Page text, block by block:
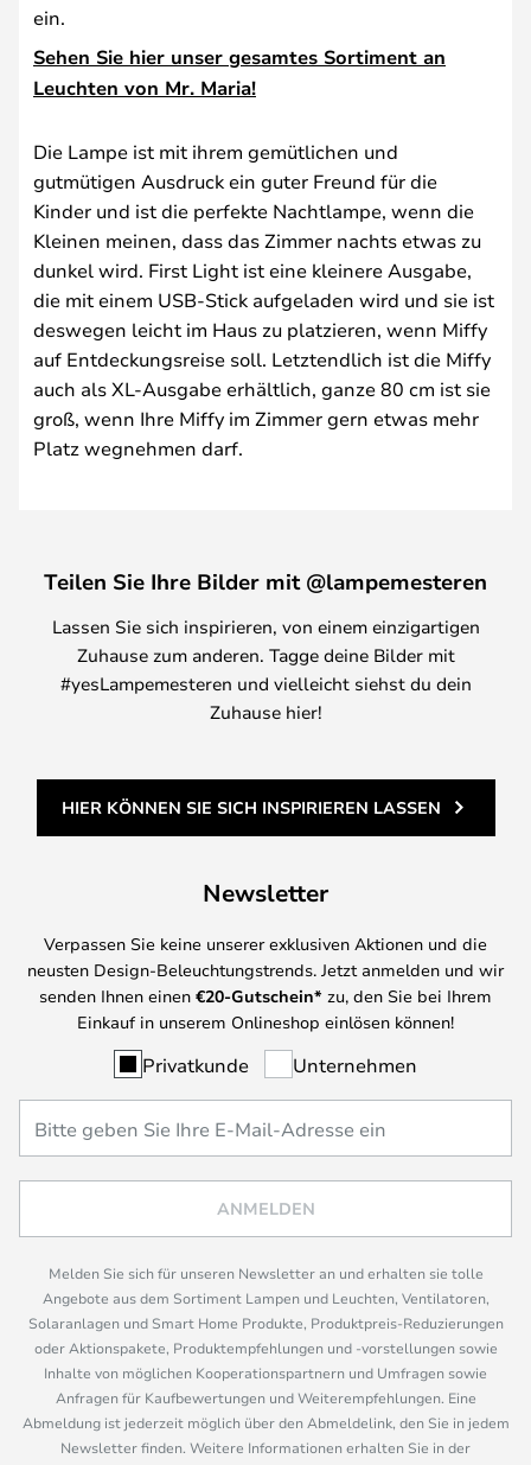
ein.
Sehen Sie hier unser gesamtes Sortiment an
Leuchten von Mr. Maria!
Die Lampe ist mit ihrem gemütlichen und
gutmütigen Ausdruck ein guter Freund für die
Kinder und ist die perfekte Nachtlampe, wenn die
Kleinen meinen, dass das Zimmer nachts etwas zu
dunkel wird. First Light ist eine kleinere Ausgabe,
die mit einem USB-Stick aufgeladen wird und sie ist
deswegen leicht im Haus zu platzieren, wenn Miffy
auf Entdeckungsreise soll. Letztendlich ist die Miffy
auch als XL-Ausgabe erhältlich, ganze 80 cm ist sie
groß, wenn Ihre Miffy im Zimmer gern etwas mehr
Platz wegnehmen darf.
Teilen Sie Ihre Bilder mit @lampemesteren
Lassen Sie sich inspirieren, von einem einzigartigen
Zuhause zum anderen. Tagge deine Bilder mit
#yesLampemesteren und vielleicht siehst du dein
Zuhause hier!
HIER KÖNNEN SIE SICH INSPIRIEREN LASSEN
Newsletter
Verpassen Sie keine unserer exklusiven Aktionen und die
neusten Design-Beleuchtungstrends. Jetzt anmelden und wir
senden Ihnen einen €20-Gutschein* zu, den Sie bei Ihrem
Einkauf in unserem Onlineshop einlösen können!
Privatkunde Unternehmen
ANMELDEN
Melden Sie sich für unseren Newsletter an und erhalten sie tolle
Angebote aus dem Sortiment Lampen und Leuchten, Ventilatoren,
Solaranlagen und Smart Home Produkte, Produktpreis-Reduzierungen
oder Aktionspakete, Produktempfehlungen und -vorstellungen sowie
Inhalte von möglichen Kooperationspartnern und Umfragen sowie
Anfragen für Kaufbewertungen und Weiterempfehlungen. Eine
Abmeldung ist jederzeit möglich über den Abmeldelink, den Sie in jedem
Newsletter finden. Weitere Informationen erhalten Sie in der